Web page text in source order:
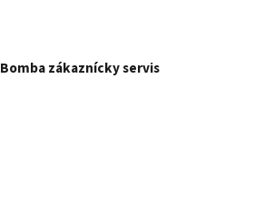
Bomba zákaznícky servis